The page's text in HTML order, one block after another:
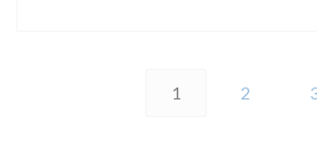
1 2